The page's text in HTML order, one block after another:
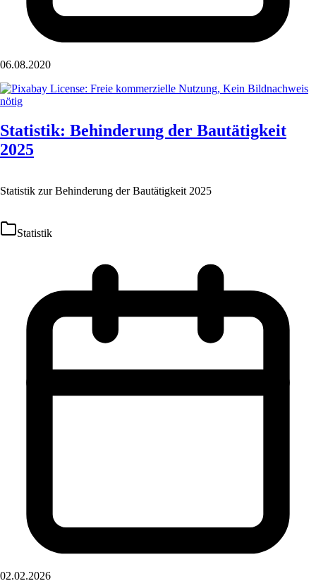
06.08.2020
Statistik: Behinderung der Bautätigkeit
2025
Statistik zur Behinderung der Bautätigkeit 2025
Statistik
02.02.2026